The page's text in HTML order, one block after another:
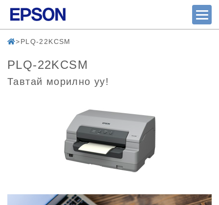
PLQ-22KCSM
PLQ-22KCSM
Тавтай морилно уу!